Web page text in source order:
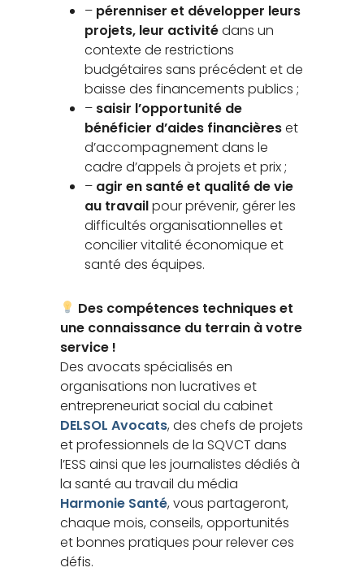
– pérenniser et développer leurs
projets, leur activitédans un
contexte de restrictions
budgétaires sans précédent et de
baisse des financements publics ;
– saisir l’opportunité de
bénéficier d’aides financièreset
d’accompagnement dans le
cadre d’appels à projets et prix ;
– agir en santé et qualité de vie
au travailpour prévenir, gérer les
difficultés organisationnelles et
concilier vitalité économique et
santé des équipes.
Des compétences techniques et
une connaissance du terrain à votre
service !
Des avocats spécialisés en
organisations non lucratives et
entrepreneuriat social du cabinet
DELSOL Avocats, des chefs de projets
et professionnels de la SQVCT dans
l’ESS ainsi que les journalistes dédiés à
la santé au travail du média
Harmonie Santé, vous partageront,
chaque mois, conseils, opportunités
et bonnes pratiques pour relever ces
défis.